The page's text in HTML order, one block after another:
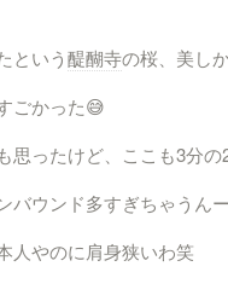
という醍醐寺の桜、美し
ごかった😅
思ったけど、ここも3分
バウンド多すぎちゃうん
人やのに肩身狭いわ笑